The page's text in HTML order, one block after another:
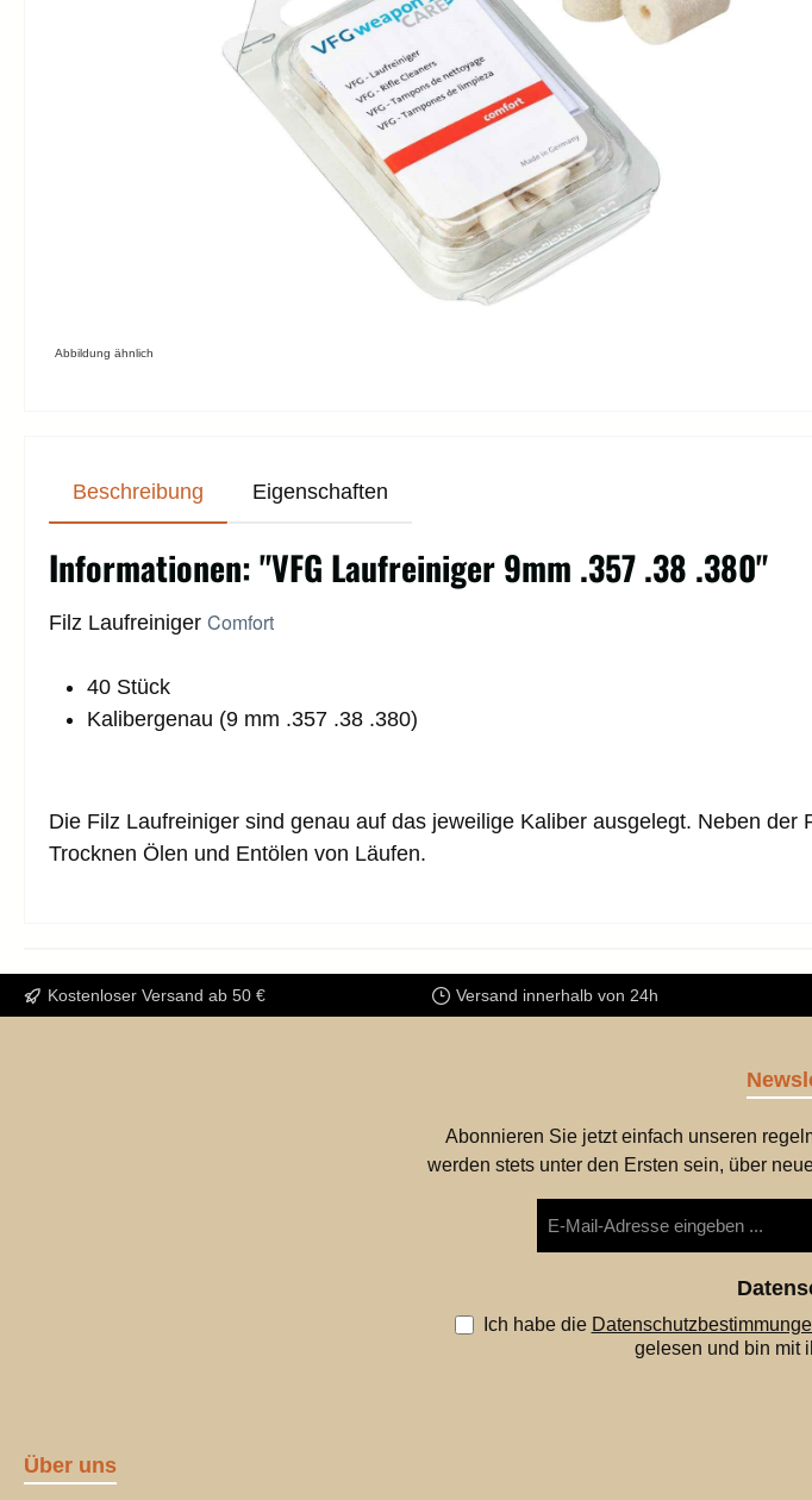
Abbildung ähnlich
Beschreibung Eigenschaften
Informationen: "VFG Laufreiniger 9mm .357 .38 .380"
Filz Laufreiniger Comfort
40 Stück
Kalibergenau (9 mm .357 .38 .380)
Die Filz Laufreiniger sind genau auf das jeweilige Kaliber ausgelegt. Neben
Trocknen Ölen und Entölen von Läufen.
Kostenloser Versand ab 50 € Versand innerhalb von 24h
Abonnieren Sie jetzt einfach unseren
werden stets unter den Ersten sein, über
Mail-
Ich habe die
gelesen und bin mit
Über uns